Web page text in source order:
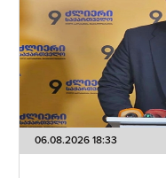
06.08.2026 18:33